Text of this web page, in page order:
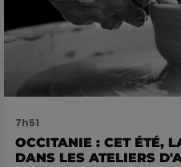
7h51
OCCITANIE : CET ÉTÉ,
DANS LES ATELIERS